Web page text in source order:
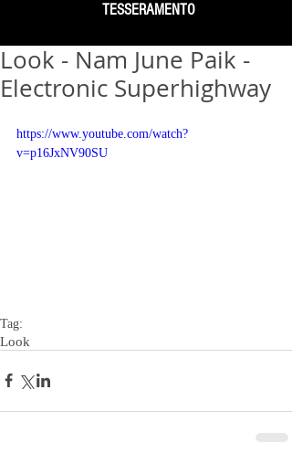
TESSERAMENTO
Look - Nam June Paik -
Electronic Superhighway
https://www.youtube.com/watch?
v=p16JxNV90SU
Tag:
Look